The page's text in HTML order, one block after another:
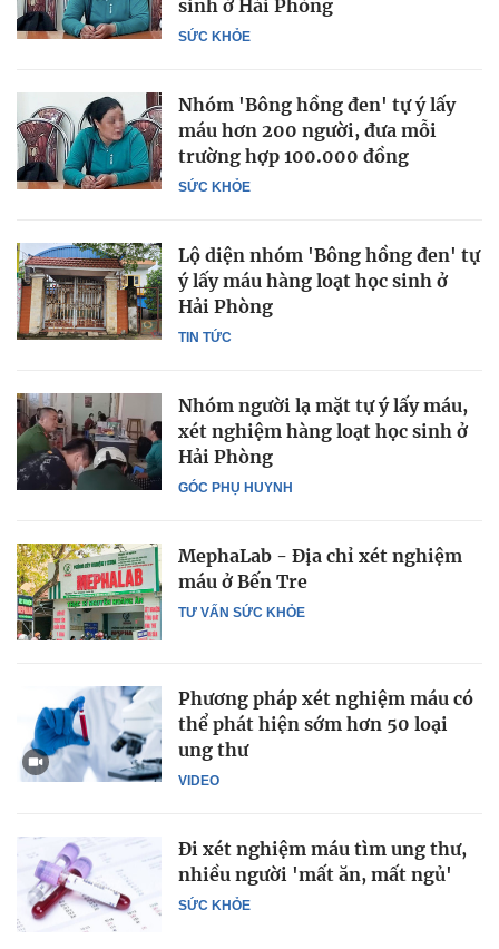
SỨC KHỎE
sinh ở Hải Phòng
SỨC KHỎE
Nhóm 'Bông hồng đen' tự ý lấy
máu hơn 200 người, đưa mỗi
trường hợp 100.000 đồng
TIN TỨC
Lộ diện nhóm 'Bông hồng đen' tự
ý lấy máu hàng loạt học sinh ở
Hải Phòng
GÓC PHỤ HUYNH
Nhóm người lạ mặt tự ý lấy máu,
xét nghiệm hàng loạt học sinh ở
Hải Phòng
TƯ VẤN SỨC KHỎE
MephaLab - Địa chỉ xét nghiệm
máu ở Bến Tre
VIDEO
Phương pháp xét nghiệm máu có
thể phát hiện sớm hơn 50 loại
ung thư
SỨC KHỎE
Đi xét nghiệm máu tìm ung thư,
nhiều người 'mất ăn, mất ngủ'